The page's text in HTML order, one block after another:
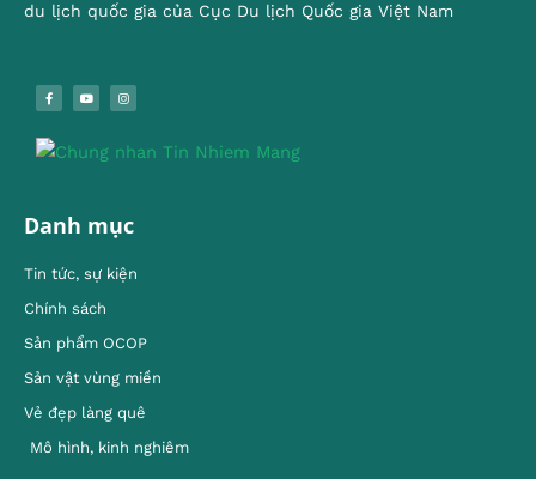
du lịch quốc gia của Cục Du lịch Quốc gia Việt Nam
Danh mục
Tin tức, sự kiện
Chính sách
Sản phẩm OCOP
Sản vật vùng miền
Vẻ đẹp làng quê
Mô hình, kinh nghiêm